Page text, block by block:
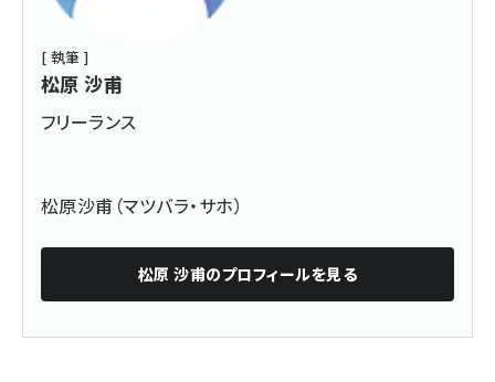
[ 執筆 ]
松原 沙甫
フリーランス
松原沙甫（マツバラ・サホ）
松原 沙甫のプロフィールを見る